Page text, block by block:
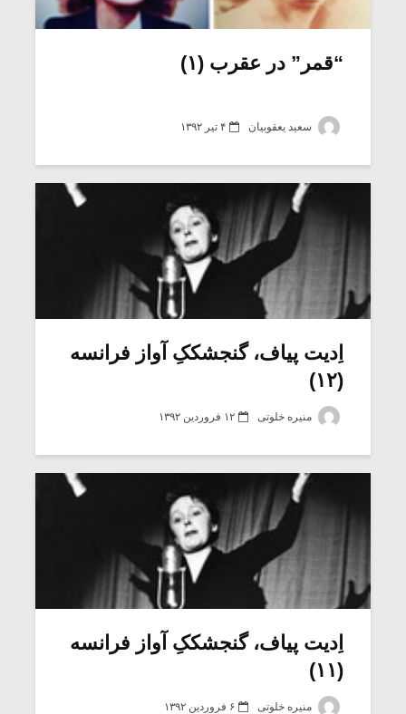
“قمر” در عقرب (۱)
سعید یعقوبیان ۴ تیر ۱۳۹۲
اِدیت پیاف، گنجشککِ آواز فرانسه
(۱۲)
منیره خلوتی ۱۲ فروردین ۱۳۹۲
اِدیت پیاف، گنجشککِ آواز فرانسه
(۱۱)
منیره خلوتی ۶ فروردین ۱۳۹۲
میکلوش روژا